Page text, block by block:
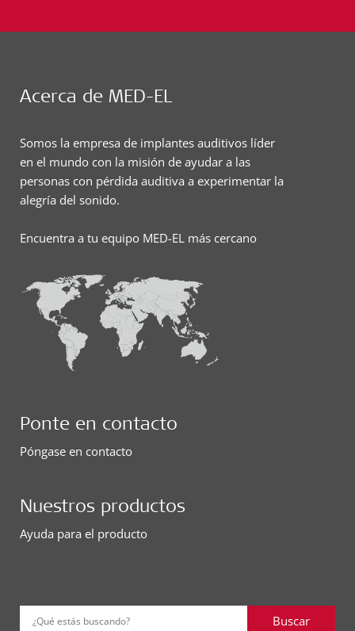
Acerca de MED-EL
Somos la empresa de implantes auditivos líder
en el mundo con la misión de ayudar a las
personas con pérdida auditiva a experimentar la
alegría del sonido.
Encuentra a tu equipo MED-EL más cercano
Ponte en contacto
Póngase en contacto
Nuestros productos
Ayuda para el producto
¿Qué estás buscando? Buscar